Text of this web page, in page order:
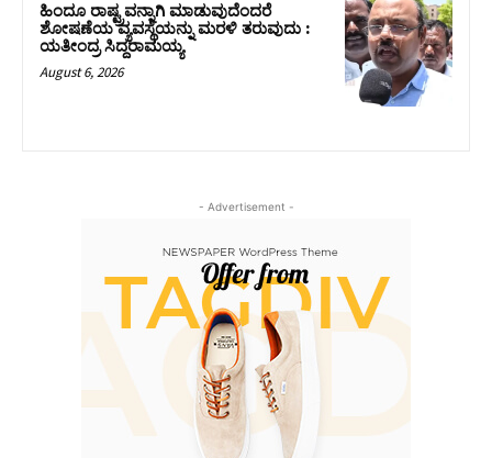
ಹಿಂದೂ ರಾಷ್ಟ್ರವನ್ನಾಗಿ ಮಾಡುವುದೆಂದರೆ
ಶೋಷಣೆಯ ವ್ಯವಸ್ಥೆಯನ್ನು ಮರಳಿ ತರುವುದು :
ಯತೀಂದ್ರ ಸಿದ್ದರಾಮಯ್ಯ
August 6, 2026
- Advertisement -